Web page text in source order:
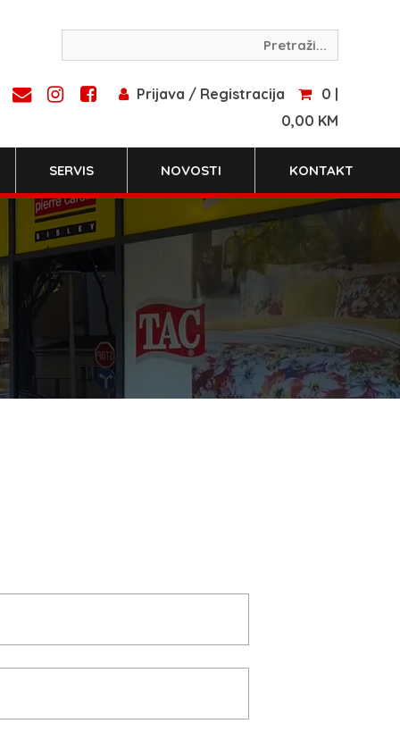
Prijava / Registracija
0 |
0,00 KM
SERVIS NOVOSTI KONTAKT